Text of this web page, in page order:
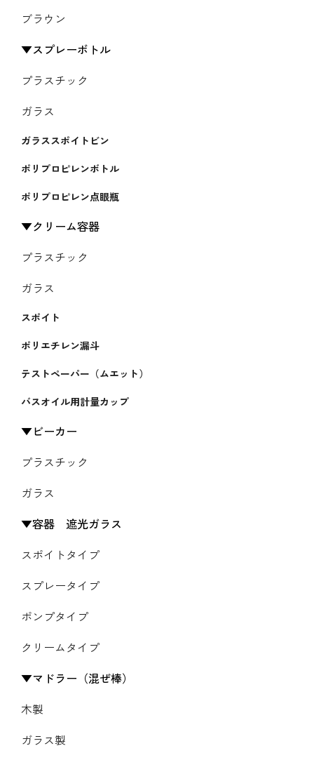
ブラウン
スプレーボトル
プラスチック
ガラス
ガラススポイトビン
ポリプロピレンボトル
ポリプロピレン点眼瓶
クリーム容器
プラスチック
ガラス
スポイト
ポリエチレン漏斗
テストペーパー（ムエット）
バスオイル用計量カップ
ビーカー
プラスチック
ガラス
容器 遮光ガラス
スポイトタイプ
スプレータイプ
ポンプタイプ
クリームタイプ
マドラー（混ぜ棒）
木製
ガラス製